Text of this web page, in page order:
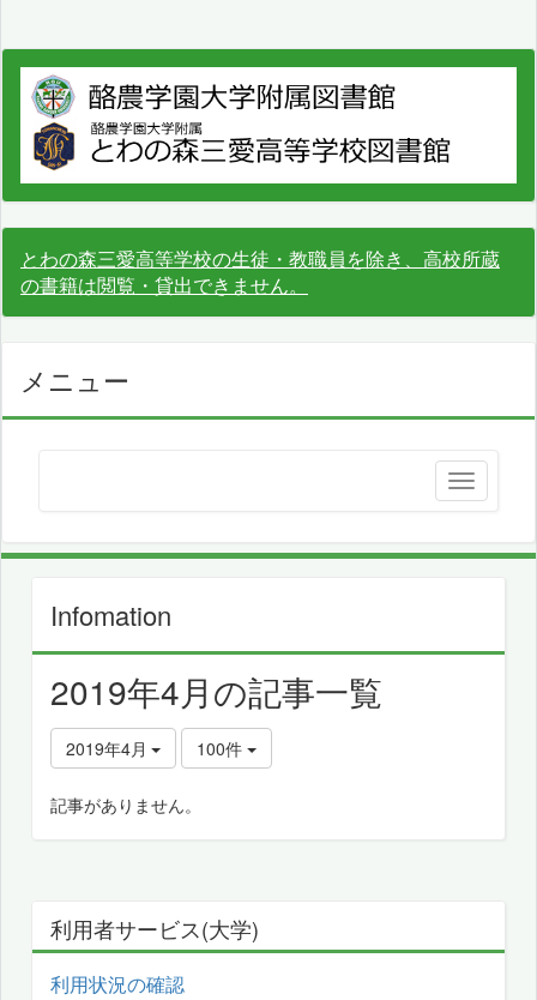
とわの森三愛高等学校の生徒・教職員を除き、高校所蔵
の書籍は閲覧・貸出できません。
メニュー
Infomation
2019年4月の記事一覧
2019年4月 100件
記事がありません。
利用者サービス(大学)
利用状況の確認